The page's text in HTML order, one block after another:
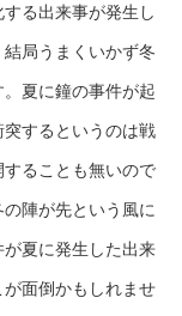
る出来事が発生し
局うまくいかず冬
夏に鐘の事件が起
するというのは戦
ることも無いので
陣が先という風に
夏に発生した出来
面倒かもしれませ